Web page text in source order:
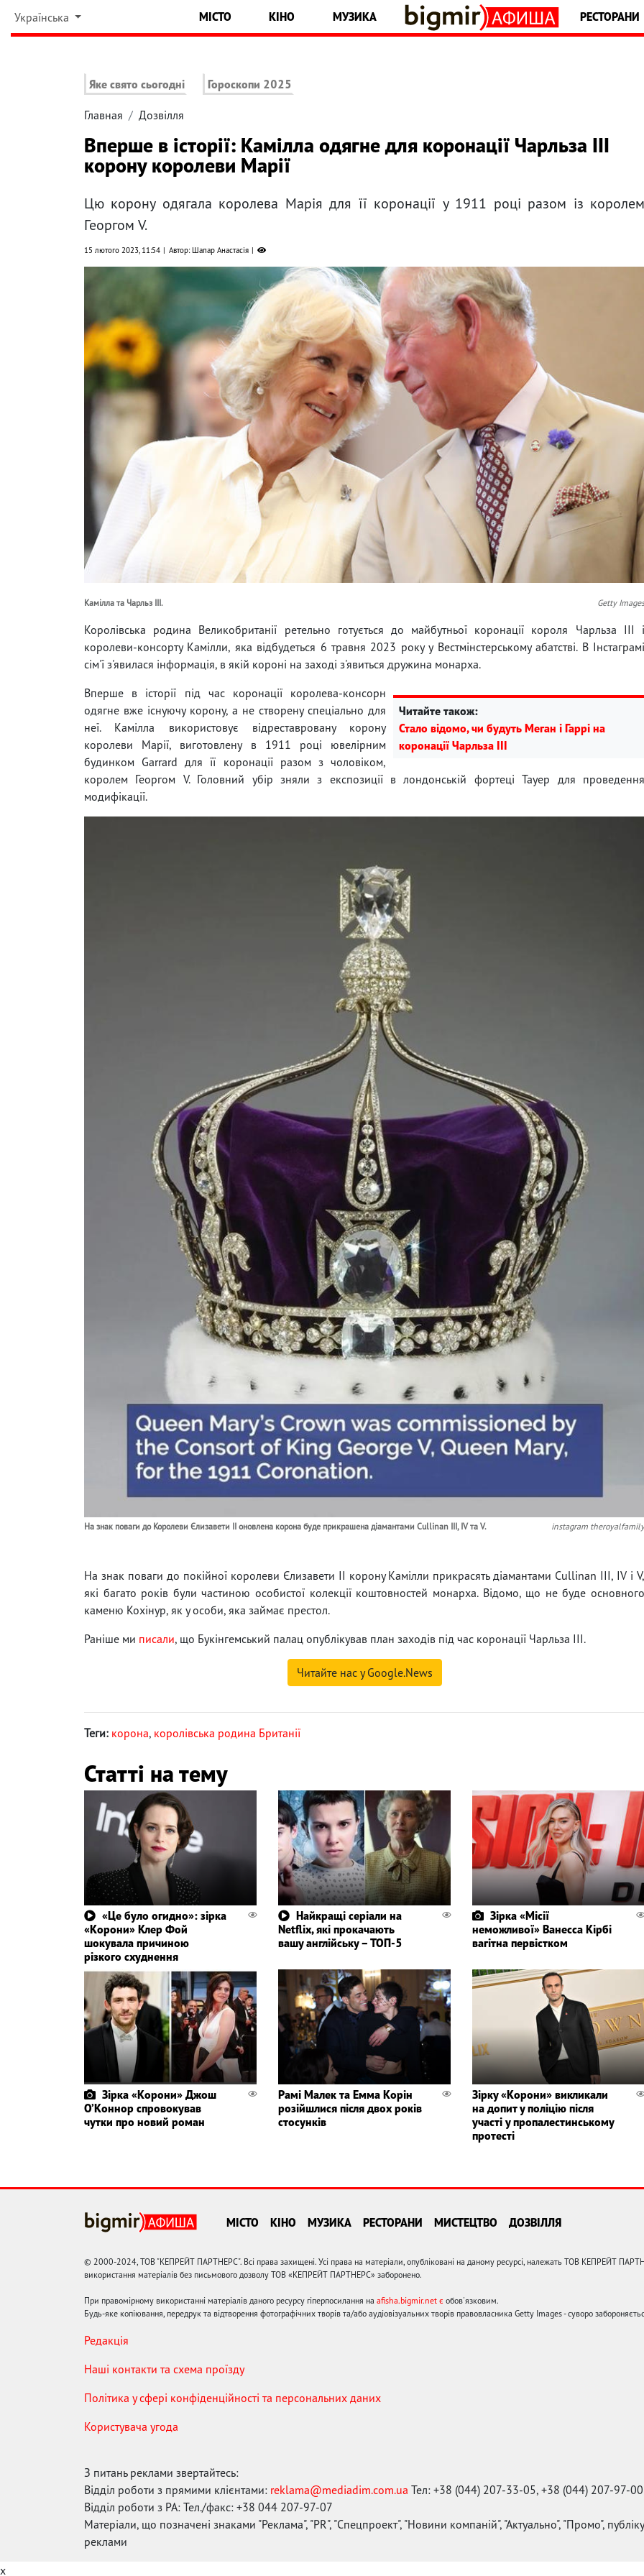
Українська МІСТО КІНО МУЗИКА РЕСТОРАНИ
Яке свято сьогодні Гороскопи 2025
Главная Дозвілля
Вперше в історії: Камілла одягне для коронації Чарльза III
корону королеви Марії
Цю корону одягала королева Марія для її коронації у 1911 році разом із королем
Георгом V.
15 лютого 2023, 11:54 Автор: Шапар Анастасія
Камілла та Чарльз III. Getty Images
Королівська родина Великобританії ретельно готується до майбутньої коронації короля Чарльза III і
королеви-консорту Камілли, яка відбудеться 6 травня 2023 року у Вестмінстерському абатстві. В Інстаграмі
сім'ї з'явилася інформація, в якій короні на заході з'явиться дружина монарха.
Читайте також:
Стало відомо, чи будуть Меган і Гаррі на
коронації Чарльза III
Вперше в історії під час коронації королева-консорн
одягне вже існуючу корону, а не створену спеціально для
неї. Камілла використовує відреставровану корону
королеви Марії, виготовлену в 1911 році ювелірним
будинком Garrard для її коронації разом з чоловіком,
королем Георгом V. Головний убір зняли з експозиції в лондонській фортеці Тауер для проведення
модифікації.
На знак поваги до Королеви Єлизавети II оновлена корона буде прикрашена діамантами Cullinan III, IV та V. instagram theroyalfamily
На знак поваги до покійної королеви Єлизавети II корону Камілли прикрасять діамантами Cullinan III, IV і V,
які багато років були частиною особистої колекції коштовностей монарха. Відомо, що не буде основного
каменю Кохінур, як у особи, яка займає престол.
Раніше ми писали, що Букінгемський палац опублікував план заходів під час коронації Чарльза III.
Читайте нас у Google.News
Теги: корона, королівська родина Британії
Статті на тему
«Це було огидно»: зірка
«Корони» Клер Фой
шокувала причиною
різкого схуднення
Найкращі серіали на
Netflix, які прокачають
вашу англійську – ТОП-5
Зірка «Місії
неможливої» Ванесса Кірбі
вагітна первістком
Зірка «Корони» Джош
О’Коннор спровокував
чутки про новий роман
Рамі Малек та Емма Корін
розійшлися після двох років
стосунків
Зірку «Корони» викликали
на допит у поліцію після
участі у пропалестинському
протесті
МІСТО КІНО МУЗИКА РЕСТОРАНИ МИСТЕЦТВО ДОЗВІЛЛЯ
© 2000-2024, ТОВ "КЕПРЕЙТ ПАРТНЕРС". Всі права захищені. Усі права на матеріали, опубліковані на даному ресурсі, належать ТОВ КЕПРЕЙТ
використання матеріалів без письмового дозволу ТОВ «КЕПРЕЙТ ПАРТНЕРС» заборонено.
При правомірному використанні матеріалів даного ресурсу гіперпосилання на afisha.bigmir.net є обов'язковим.
Будь-яке копіювання, передрук та відтворення фотографічних творів та/або аудіовізуальних творів правовласника Getty Images - суворо
Редакція
Наші контакти та схема проїзду
Політика у сфері конфіденційності та персональних даних
Користувача угода
З питань реклами звертайтесь:
Відділ роботи з прямими клієнтами: reklama@mediadim.com.ua Тел: +38 (044) 207-33-05, +38 (044) 207-97-00
Відділ роботи з РА: Тел./факс: +38 044 207-97-07
Матеріали, що позначені знаками "Реклама", "PR", "Спецпроект", "Новини компаній", "Актуально", "Промо",
реклами
x